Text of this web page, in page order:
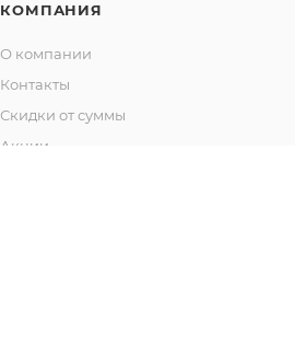
КОМПАНИЯ
О компании
Контакты
Скидки от суммы
Акции